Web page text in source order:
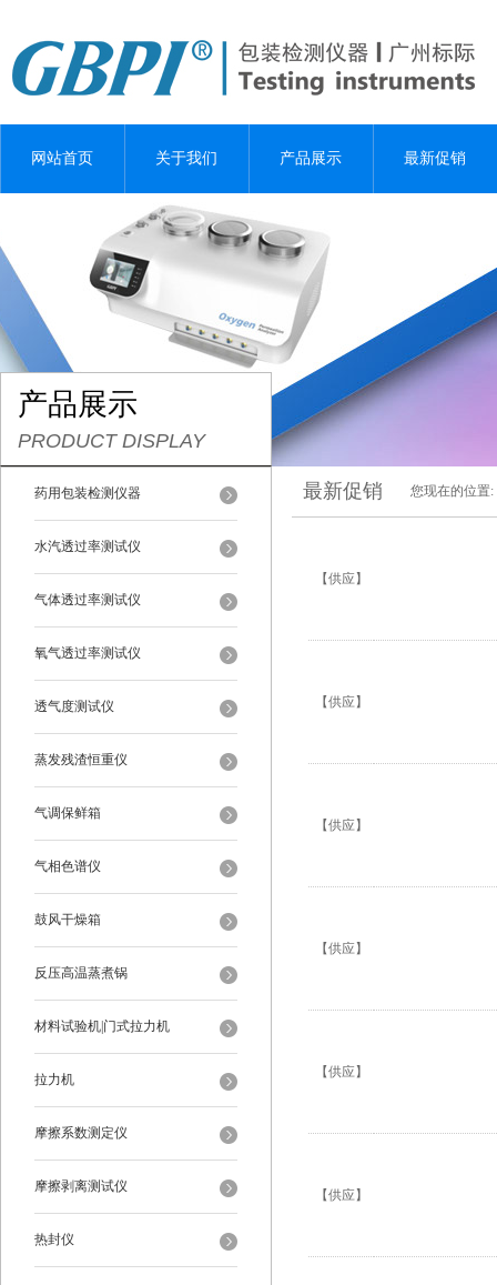
网站首页 关于我们 产品展示 最新促销
产品展示
PRODUCT DISPLAY
药用包装检测仪器
水汽透过率测试仪
气体透过率测试仪
氧气透过率测试仪
透气度测试仪
蒸发残渣恒重仪
气调保鲜箱
气相色谱仪
鼓风干燥箱
反压高温蒸煮锅
材料试验机|门式拉力机
拉力机
摩擦系数测定仪
摩擦剥离测试仪
热封仪
最新促销 您现在的位置:
【供应】
【供应】
【供应】
【供应】
【供应】
【供应】